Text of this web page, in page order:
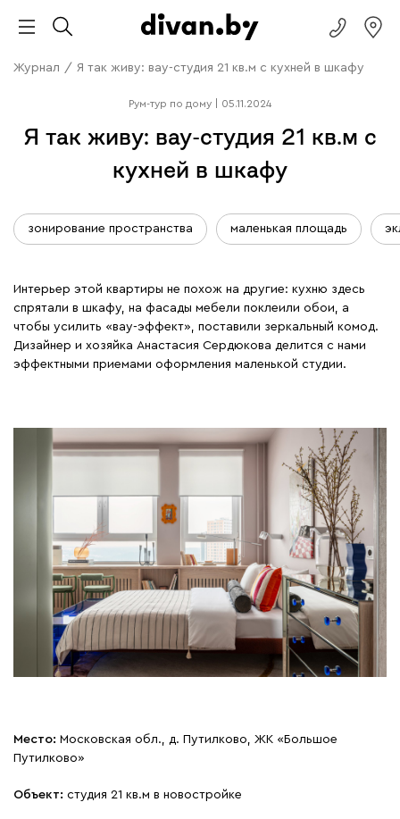
Журнал / Я так живу: вау-студия 21 кв.м с кухней в шкафу
Рум-тур по дому 05.11.2024
Я так живу: вау-студия 21 кв.м с
кухней в шкафу
зонирование пространства маленькая площадь
Интерьер этой квартиры не похож на другие: кухню здесь
спрятали в шкафу, на фасады мебели поклеили обои, а
чтобы усилить «вау-эффект», поставили зеркальный комод.
Дизайнер и хозяйка Анастасия Сердюкова делится с нами
эффектными приемами оформления маленькой студии.
Место: Московская обл., д. Путилково, ЖК «Большое
Путилково»
Объект: студия 21 кв.м в новостройке